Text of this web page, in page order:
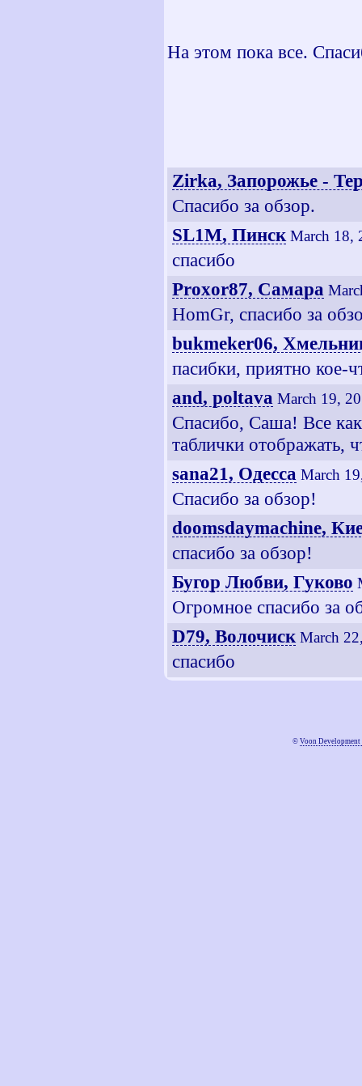
На этом пока все.
Zirka, Запорожье -
Спасибо за обзор.
SL1M, Пинск March 18,
спасибо
Proxor87, Самара
HomGr, спасибо за
bukmeker06,
пасибки, приятно кое-
and, poltava March 19,
Cпасибо, Саша! Все
таблички отображать,
sana21, Одесса March
Спасибо за обзор!
doomsdaymachine,
спасибо за обзор!
Бугор Любви, Гуково
Огромное спасибо за
D79, Волочиск March
спасибо
© Voon Development